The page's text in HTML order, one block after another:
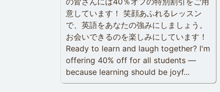
意しています！ 笑顔あふれるレッスン
で、英語をあなたの強みにしましょう。
お会いできるのを楽しみにしています！
Ready to learn and laugh together? I'm
offering 40% off for all students —
because learning should be joyf...